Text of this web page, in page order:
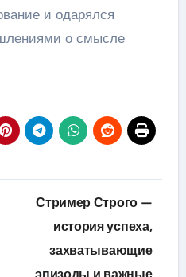
и одарялся
о смысле
Стример Строго —
история успеха,
захватывающие